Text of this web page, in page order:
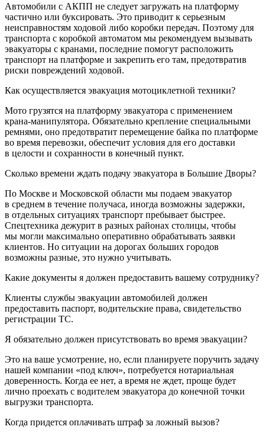
Автомобили с АКПП не следует загружать на платформу
частично или буксировать. Это приводит к серьезным
неисправностям ходовой либо коробки передач. Поэтому для
транспорта с коробкой автоматом мы рекомендуем вызывать
эвакуаторы с кранами, последние помогут расположить
транспорт на платформе и закрепить его там, предотвратив
риски повреждений ходовой.
Как осуществляется эвакуация мотоциклетной техники?
Мото грузятся на платформу эвакуатора с применением
крана-манипулятора. Обязательно крепление специальными
ремнями, оно предотвратит перемещение байка по платформе
во время перевозки, обеспечит условия для его доставки
в целости и сохранности в конечный пункт.
Сколько времени ждать подачу эвакуатора в Большие Дворы?
По Москве и Московской области мы подаем эвакуатор
в среднем в течение получаса, иногда возможны задержки,
в отдельных ситуациях транспорт пребывает быстрее.
Спецтехника дежурит в разных районах столицы, чтобы
мы могли максимально оперативно обрабатывать заявки
клиентов. Но ситуации на дорогах больших городов
возможны разные, это нужно учитывать.
Какие документы я должен предоставить вашему сотруднику?
Клиенты службы эвакуации автомобилей должен
предоставить паспорт, водительские права, свидетельство
регистрации ТС.
Я обязательно должен присутствовать во время эвакуации?
Это на ваше усмотрение, но, если планируете поручить задачу
нашей компании «под ключ», потребуется нотариальная
доверенность. Когда ее нет, а время не ждет, проще будет
лично проехать с водителем эвакуатора до конечной точки
выгрузки транспорта.
Когда придется оплачивать штраф за ложный вызов?